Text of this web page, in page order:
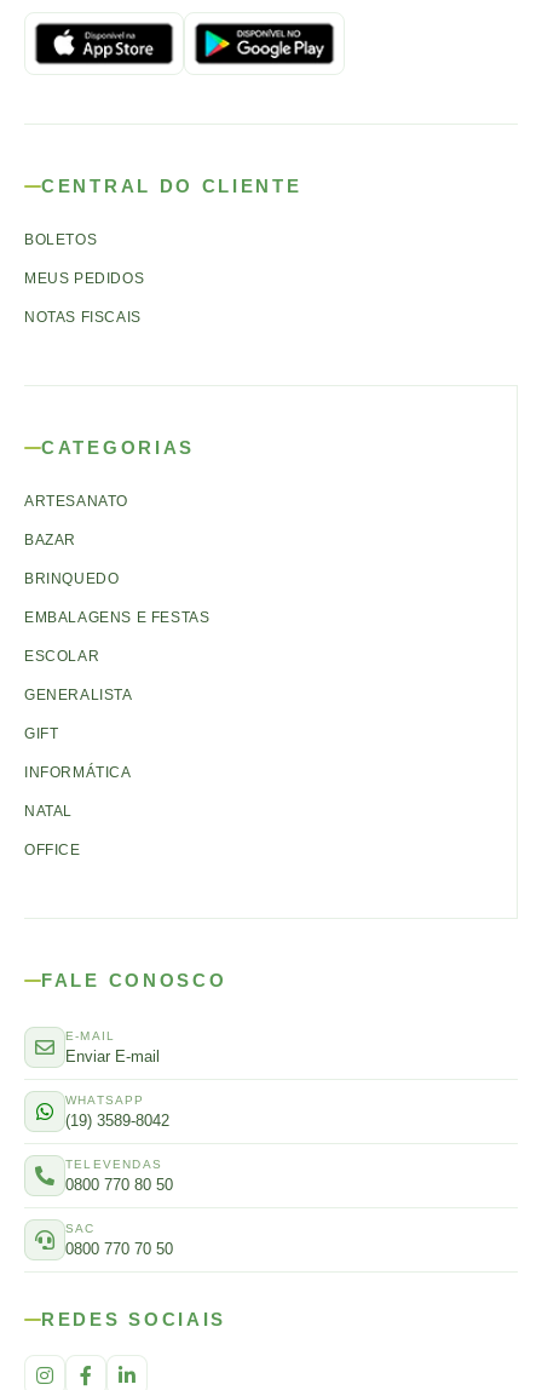
CENTRAL DO CLIENTE
BOLETOS
MEUS PEDIDOS
NOTAS FISCAIS
CATEGORIAS
ARTESANATO
BAZAR
BRINQUEDO
EMBALAGENS E FESTAS
ESCOLAR
GENERALISTA
GIFT
INFORMÁTICA
NATAL
OFFICE
FALE CONOSCO
E-MAIL
Enviar E-mail
WHATSAPP
(19) 3589-8042
TELEVENDAS
0800 770 80 50
SAC
0800 770 70 50
REDES SOCIAIS